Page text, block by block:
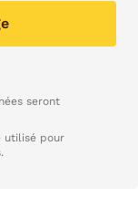
seront
utilisé pour